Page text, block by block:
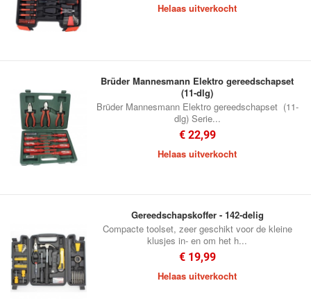
Helaas uitverkocht
Brüder Mannesmann Elektro gereedschapset
(11-dlg)
Brüder Mannesmann Elektro gereedschapset (11-
dlg) Serie...
€ 22,99
Helaas uitverkocht
Gereedschapskoffer - 142-delig
Compacte toolset, zeer geschikt voor de kleine
klusjes in- en om het h...
€ 19,99
Helaas uitverkocht